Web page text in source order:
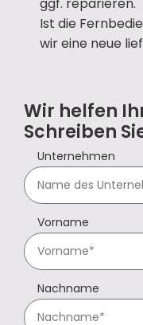
ggf. reparieren.
Ist die
wir eine neue
Wir helfen
Schreiben
Unternehmen
Vorname
Nachname